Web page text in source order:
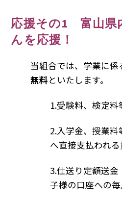
応援その1 富山県
んを応援！
当組合では、学業に係
無料といたします。
1.受験料、検定料
2.入学金、授業
へ直接支払われ
3.仕送り定額送
子様の口座への毎